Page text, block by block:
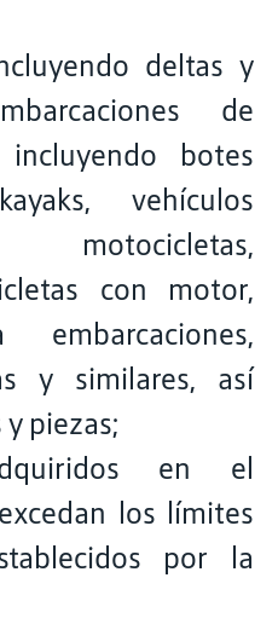
deltas y
de
botes
vehículos
motocicletas,
con motor,
y similares, así
piezas;
en el
los límites
por la